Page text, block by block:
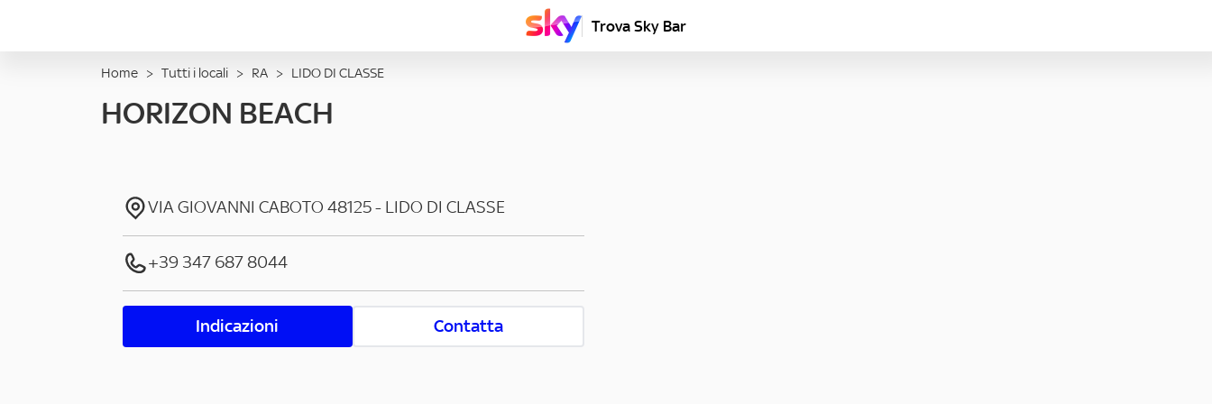
Trova Sky Bar
Home > Tutti i locali > RA > LIDO DI CLASSE
HORIZON BEACH
VIA GIOVANNI CABOTO 48125- LIDO DI CLASSE
+39 347 687 8044
Indicazioni Contatta